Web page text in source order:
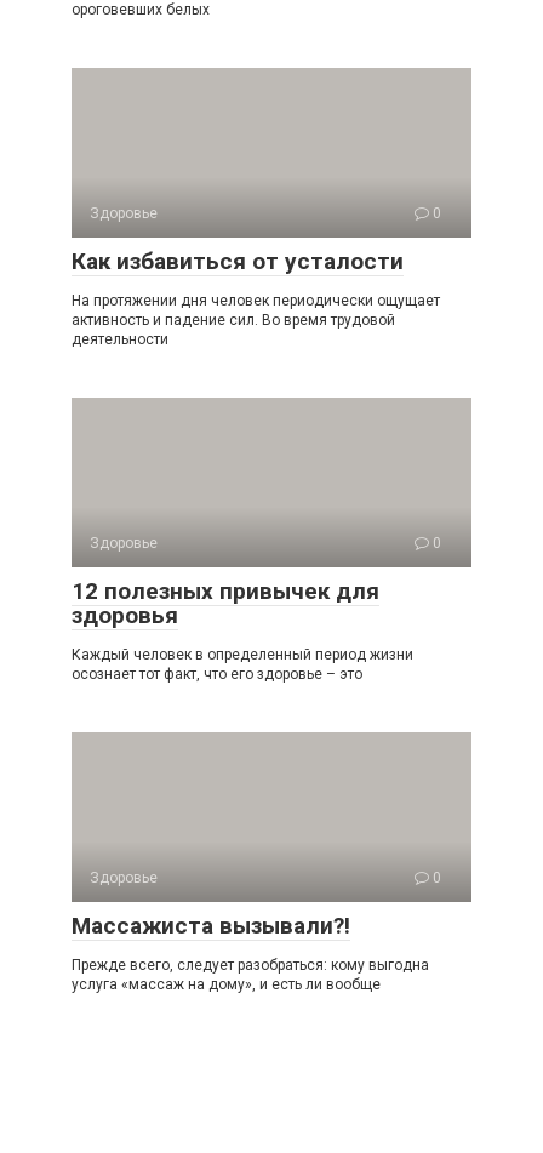
ороговевших белых
Здоровье 0
Как избавиться от усталости
На протяжении дня человек периодически ощущает
активность и падение сил. Во время трудовой
деятельности
Здоровье 0
12 полезных привычек для
здоровья
Каждый человек в определенный период жизни
осознает тот факт, что его здоровье – это
Здоровье 0
Массажиста вызывали?!
Прежде всего, следует разобраться: кому выгодна
услуга «массаж на дому», и есть ли вообще